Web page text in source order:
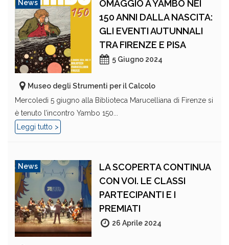
News
OMAGGIO A YAMBO NEI
150 ANNI DALLA NASCITA:
GLI EVENTI AUTUNNALI
TRA FIRENZE E PISA
5 Giugno 2024
Museo degli Strumenti per il Calcolo
Mercoledì 5 giugno alla Biblioteca Marucelliana di Firenze si
è tenuto l’incontro Yambo 150...
Leggi tutto >
News
LA SCOPERTA CONTINUA
CON VOI. LE CLASSI
PARTECIPANTI E I
PREMIATI
26 Aprile 2024